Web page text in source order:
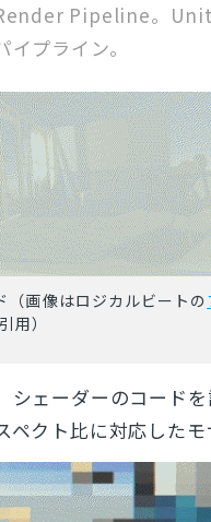
Pipeline。Unity
イプライン。
（画像はロジカルビートの
用）
シェーダーのコード
ペクト比に対応した